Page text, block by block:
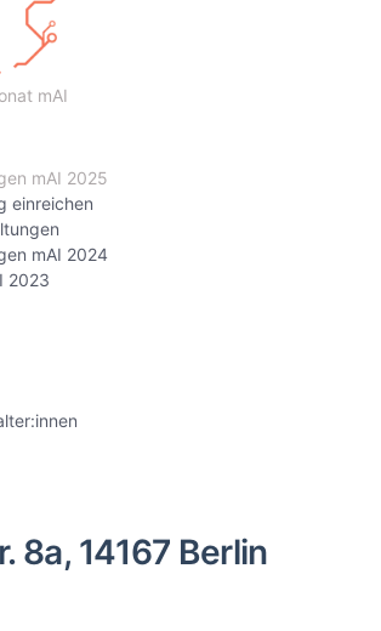
mAI
mAI 2025
einreichen
mAI 2024
2023
8a, 14167 Berlin